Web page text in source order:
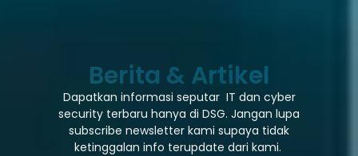
Berita & Artikel
Dapatkan informasi seputar IT dan cyber
security terbaru hanya di DSG. Jangan lupa
subscribe newsletter kami supaya tidak
ketinggalan info terupdate dari kami.